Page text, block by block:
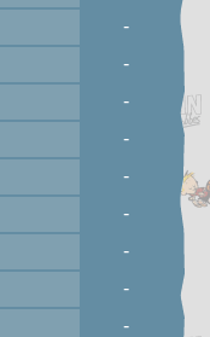
-
-
-
-
-
-
-
-
-